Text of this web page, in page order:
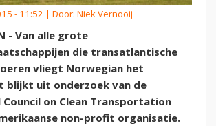
- 11:52 | Door: Niek Vernooij
- Van alle grote
die transatlantische
vliegt Norwegian het
blijkt uit onderzoek van de
on Clean Transportation
non-profit organisatie.